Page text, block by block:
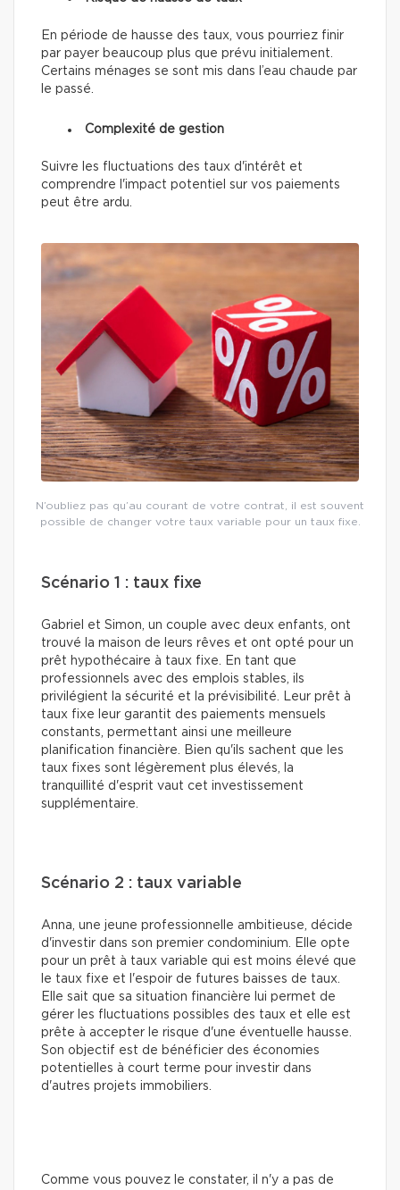
En période de hausse des taux, vous pourriez finir
par payer beaucoup plus que prévu initialement.
Certains ménages se sont mis dans l’eau chaude par
le passé.
Complexité de gestion
Suivre les fluctuations des taux d'intérêt et
comprendre l'impact potentiel sur vos paiements
peut être ardu.
N’oubliez pas qu’au courant de votre contrat, il est souvent
possible de changer votre taux variable pour un taux fixe.
Scénario 1 : taux fixe
Gabriel et Simon, un couple avec deux enfants, ont
trouvé la maison de leurs rêves et ont opté pour un
prêt hypothécaire à taux fixe. En tant que
professionnels avec des emplois stables, ils
privilégient la sécurité et la prévisibilité. Leur prêt à
taux fixe leur garantit des paiements mensuels
constants, permettant ainsi une meilleure
planification financière. Bien qu'ils sachent que les
taux fixes sont légèrement plus élevés, la
tranquillité d'esprit vaut cet investissement
supplémentaire.
Scénario 2 : taux variable
Anna, une jeune professionnelle ambitieuse, décide
d'investir dans son premier condominium. Elle opte
pour un prêt à taux variable qui est moins élevé que
le taux fixe et l'espoir de futures baisses de taux.
Elle sait que sa situation financière lui permet de
gérer les fluctuations possibles des taux et elle est
prête à accepter le risque d'une éventuelle hausse.
Son objectif est de bénéficier des économies
potentielles à court terme pour investir dans
d'autres projets immobiliers.
Comme vous pouvez le constater, il n'y a pas de